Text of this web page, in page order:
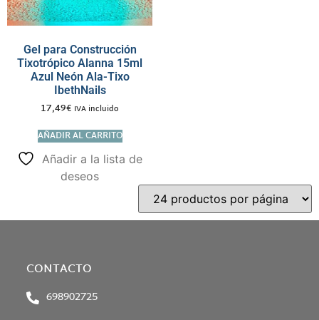
Gel para Construcción
Tixotrópico Alanna 15ml
Azul Neón Ala-Tixo
IbethNails
17,49€ IVA incluido
AÑADIR AL CARRITO
Añadir a la lista de
deseos
CONTACTO
698902725